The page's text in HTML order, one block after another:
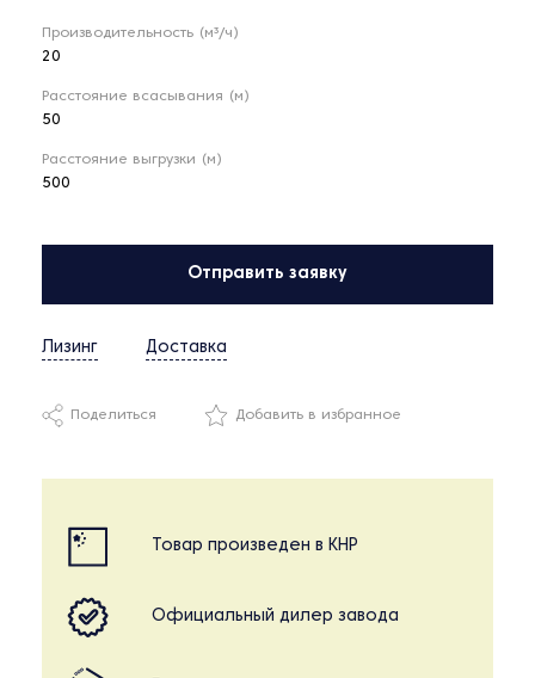
Производительность (м³/ч)
20
Расстояние всасывания (м)
50
Расстояние выгрузки (м)
500
Отправить заявку
Лизинг Доставка
Поделиться Добавить в избранное
Товар произведен в КНР
Официальный дилер завода